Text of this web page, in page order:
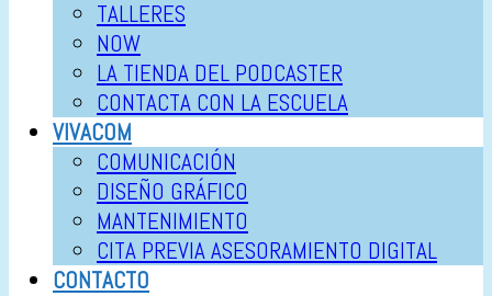
TALLERES
NOW
LA TIENDA DEL PODCASTER
CONTACTA CON LA ESCUELA
VIVACOM
COMUNICACIÓN
DISEÑO GRÁFICO
MANTENIMIENTO
CITA PREVIA ASESORAMIENTO DIGITAL
CONTACTO